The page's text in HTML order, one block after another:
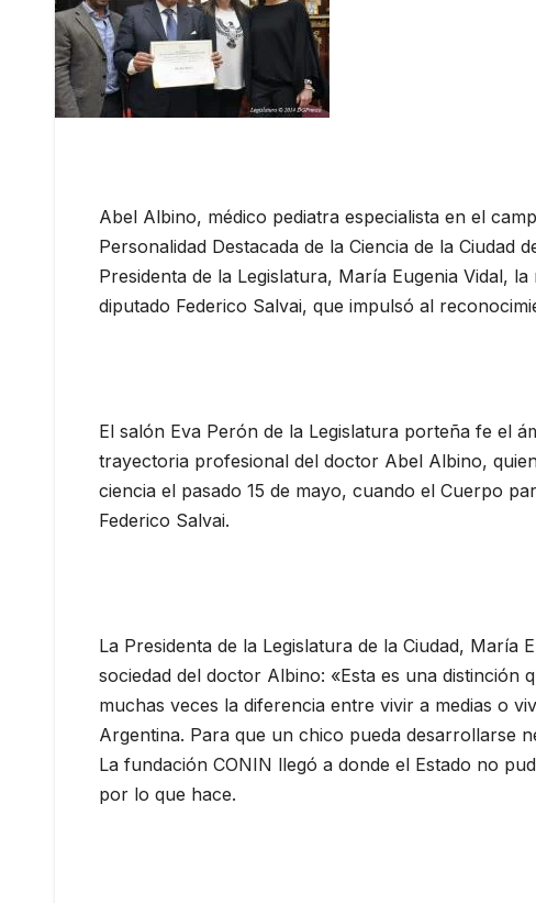
Abel Albino, médico pediatra especialista en el
Personalidad Destacada de la Ciencia de la
Presidenta de la Legislatura, María Eugenia Vidal,
diputado Federico Salvai, que impulsó al
El salón Eva Perón de la Legislatura porteña fe el
trayectoria profesional del doctor Abel Albino,
ciencia el pasado 15 de mayo, cuando el Cuerpo
Federico Salvai.
La Presidenta de la Legislatura de la Ciudad,
sociedad del doctor Albino: «Esta es una
muchas veces la diferencia entre vivir a medias o
Argentina. Para que un chico pueda desarrollarse
La fundación CONIN llegó a donde el Estado no
por lo que hace.